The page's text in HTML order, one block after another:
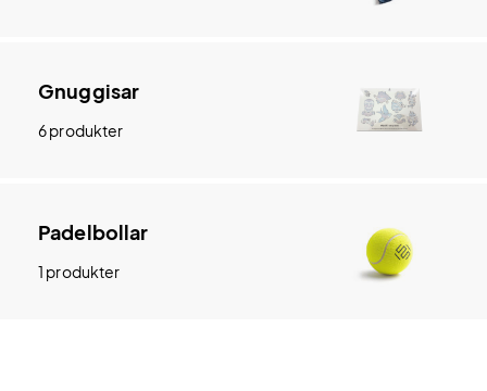
Gnuggisar
6 produkter
Padelbollar
1 produkter